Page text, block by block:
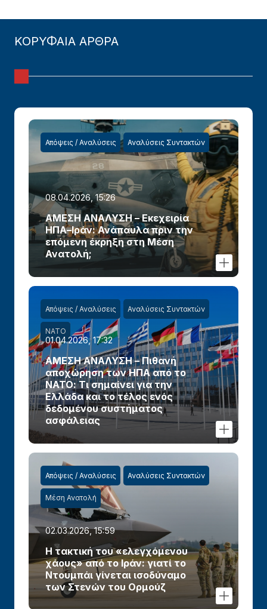
ΚΟΡΥΦΑΙΑ ΑΡΘΡΑ
Απόψεις / Αναλύσεις Αναλύσεις Συντακτών
08.04.2026, 15:26
ΑΜΕΣΗ ΑΝΑΛΥΣΗ – Εκεχειρία
ΗΠΑ–Ιράν: Ανάπαυλα πριν την
επόμενη έκρηξη στη Μέση
Ανατολή;
Απόψεις / Αναλύσεις Αναλύσεις Συντακτών
ΝΑΤΟ
01.04.2026, 17:32
ΑΜΕΣΗ ΑΝΑΛΥΣΗ – Πιθανή
αποχώρηση των ΗΠΑ από το
ΝΑΤΟ: Τι σημαίνει για την
Ελλάδα και το τέλος ενός
δεδομένου συστήματος
ασφάλειας
Απόψεις / Αναλύσεις Αναλύσεις Συντακτών
Μέση Ανατολή
02.03.2026, 15:59
Η τακτική του «ελεγχόμενου
χάους» από το Ιράν: γιατί το
Ντουμπάι γίνεται ισοδύναμο
των Στενών του Ορμούζ